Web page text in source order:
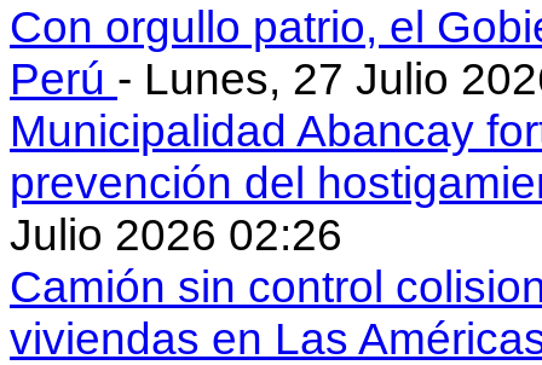
Con orgullo patrio, el
Perú - Lunes, 27 Julio
Municipalidad Abancay
prevención del
Julio 2026 02:26
Camión sin control
viviendas en Las